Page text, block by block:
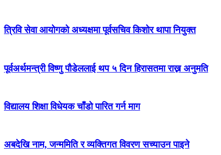
त्रिवि सेवा आयोगको अध्यक्षमा पूर्वसचिव किशोर थापा नियुक्त
पूर्वअर्थमन्त्री विष्णु पौडेललाई थप ५ दिन हिरासतमा राख्न अनुमति
विद्यालय शिक्षा विधेयक चाँडो पारित गर्न माग
अबदेखि नाम, जन्ममिति र व्यक्तिगत विवरण सच्याउन पाइने